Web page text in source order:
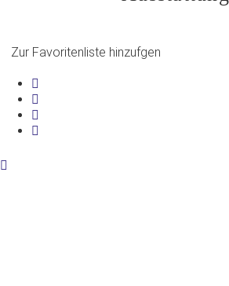
Zur Favoritenliste hinzufgen